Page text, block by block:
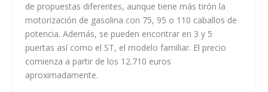
de propuestas diferentes, aunque tiene más tirón la
motorización de gasolina con 75, 95 o 110 caballos de
potencia. Además, se pueden encontrar en 3 y 5
puertas así como el ST, el modelo familiar. El precio
comienza a partir de los 12.710 euros
aproximadamente.